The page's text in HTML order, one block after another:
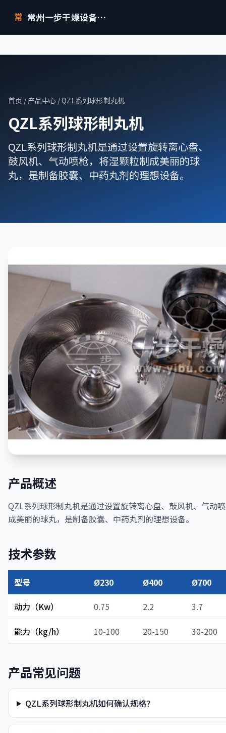
常 常州一步干燥设备有限公司
首页 / 产品中心 / QZL系列球形制丸机
QZL系列球形制丸机
QZL系列球形制丸机是通过设置旋转离心盘、
鼓风机、气动喷枪，将湿颗粒制成美丽的球
丸，是制备胶囊、中药丸剂的理想设备。
产品概述
QZL系列球形制丸机是通过设置旋转离心盘、鼓风机、气动
成美丽的球丸，是制备胶囊、中药丸剂的理想设备。
技术参数
型号 Ø230 Ø400
Ø700
动力（Kw）
0.75 2.2 3.7
能力（kg/h） 10-100 20-150 30-200
产品常见问题
QZL系列球形制丸机如何确认规格？